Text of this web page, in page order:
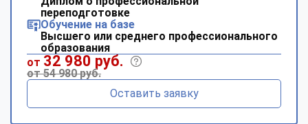
переподготовке
Обучение на базе
Высшего или среднего профессионального
образования
от 32 980 руб.
от 54 980 руб.
Оставить заявку